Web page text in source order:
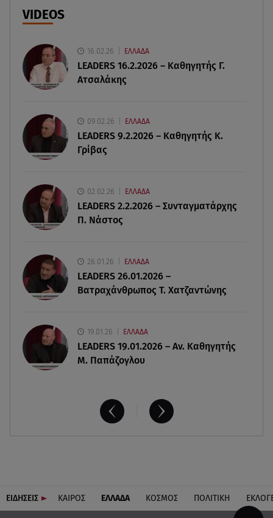
08.08.26 , 22:15
δηλητηρίασαν δύο δέντρα
08.08.26 , 21:50
08.08.26 , 21:38
Βουλγαρία:Μη επανδρωμένο αεροσκάφος
συνετρίβη κοντά σε αγωγό φυσικού αερίου
08.08.26 , 21:32
Φωτιά στην Αττικοβοιωτία: Ενέργεια ίση με έξι
ατομικές βόμβες
«Ισλαμικό ΝΑΤΟ»: Πώς επηρεάζεται η Ελλάδα
από τη νέα συμμαχία
VIDEOS
16.02.26 ΕΛΛΑΔΑ
LEADERS 16.2.2026 – Καθηγητής Γ.
Ατσαλάκης
09.02.26 ΕΛΛΑΔΑ
LEADERS 9.2.2026 – Καθηγητής Κ.
Γρίβας
02.02.26 ΕΛΛΑΔΑ
LEADERS 2.2.2026 – Συνταγματάρχης
Π. Νάστος
26.01.26 ΕΛΛΑΔΑ
LEADERS 26.01.2026 –
Βατραχάνθρωπος Τ. Χατζαντώνης
19.01.26 ΕΛΛΑΔΑ
LEADERS 19.01.2026 – Αν. Καθηγητής
Μ. Παπάζογλου
ΕΙΔΗΣΕΙΣ ΚΑΙΡΟΣ ΕΛΛΑΔΑ ΚΟΣΜΟΣ ΠΟΛΙΤΙΚΗ